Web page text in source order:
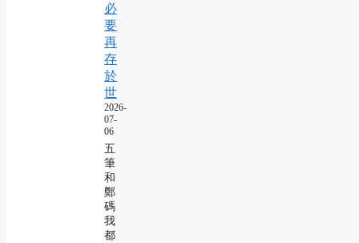
必
要
再
存
於
世
2026-
07-
06
五
筆
和
鄭
碼
我
都